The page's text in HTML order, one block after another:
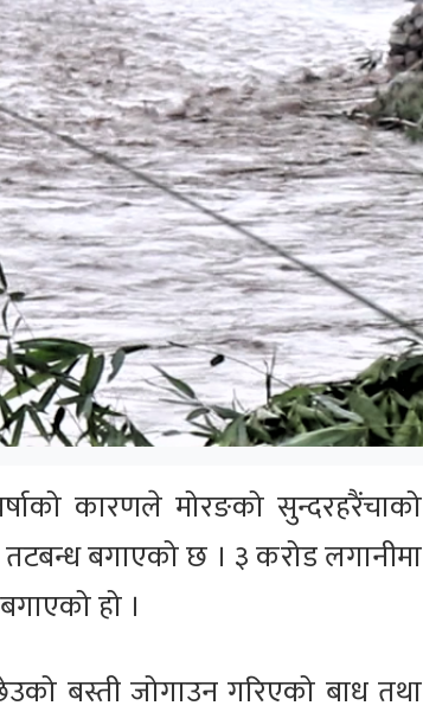
कारणले मोरङको सुन्दरहरैंचाको
बगाएको छ । ३ करोड लगानीमा
हो ।
बस्ती जोगाउन गरिएको बाध तथा